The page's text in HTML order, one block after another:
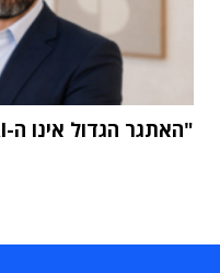
"האתגר הגדול אינו ה-AI אלא הטמעתה בארגון"